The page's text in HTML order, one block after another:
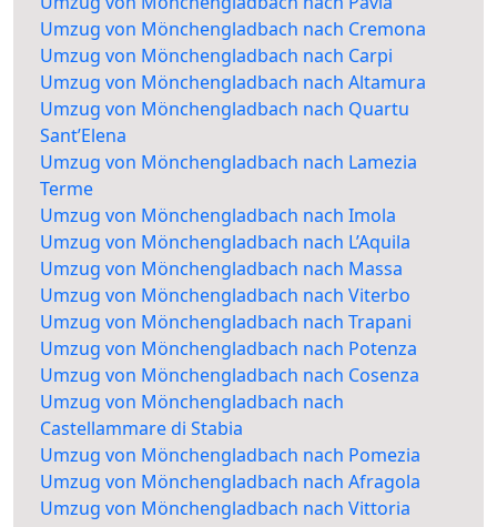
Umzug von Mönchengladbach nach Cremona
Umzug von Mönchengladbach nach Carpi
Umzug von Mönchengladbach nach Altamura
Umzug von Mönchengladbach nach Quartu
Sant’Elena
Umzug von Mönchengladbach nach Lamezia
Terme
Umzug von Mönchengladbach nach Imola
Umzug von Mönchengladbach nach L’Aquila
Umzug von Mönchengladbach nach Massa
Umzug von Mönchengladbach nach Viterbo
Umzug von Mönchengladbach nach Trapani
Umzug von Mönchengladbach nach Potenza
Umzug von Mönchengladbach nach Cosenza
Umzug von Mönchengladbach nach
Castellammare di Stabia
Umzug von Mönchengladbach nach Pomezia
Umzug von Mönchengladbach nach Afragola
Umzug von Mönchengladbach nach Vittoria